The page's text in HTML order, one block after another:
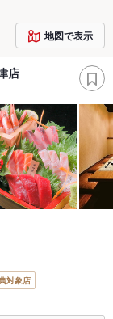
地図で表示
店
対象店